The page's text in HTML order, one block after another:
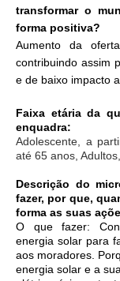
transformar o
forma positiva?
Aumento da
contribuindo assim
e de baixo impacto
Faixa etária da
enquadra:
Adolescente, a
até 65 anos,
Descrição do
fazer, por que,
forma as suas
O que fazer:
energia solar para
aos moradores.
energia solar e a